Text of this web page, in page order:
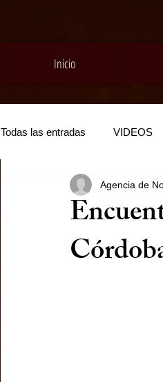
Inicio
Todas las entradas VIDEOS
Agencia de